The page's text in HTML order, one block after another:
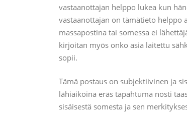
vastaanottajan helppo lukea kun
vastaanottajan on tämätieto helppo
massapostina tai somessa ei
kirjoitan myös onko asia laitettu
sopii.
Tämä postaus on subjektiivinen ja
lähiaikoina eräs tapahtuma nosti
sisäisestä somesta ja sen